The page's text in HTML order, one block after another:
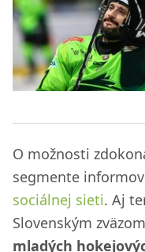
O možnosti
segmente
sociálnej sieti. Aj
Slovenským
mladých